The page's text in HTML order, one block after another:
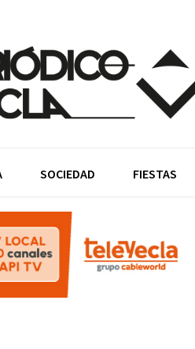
SOCIEDAD FIESTAS